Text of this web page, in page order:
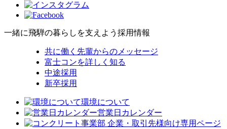
一緒に飛騨の暮らしを支えよう 採用情報
共に働く先輩からのメッセージ
富士コンを詳しく知る
中途採用
新卒採用
環境について
営業日カレンダー